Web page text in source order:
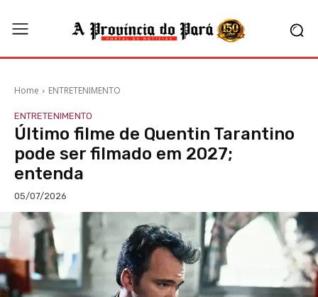
Home ENTRETENIMENTO
ENTRETENIMENTO
Último filme de Quentin Tarantino
pode ser filmado em 2027;
entenda
05/07/2026